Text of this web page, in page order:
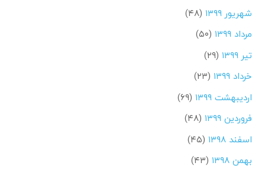
شهریور ۱۳۹۹
(۴۸)
مرداد ۱۳۹۹
(۵۰)
تیر ۱۳۹۹
(۲۹)
خرداد ۱۳۹۹
(۲۳)
اردیبهشت ۱۳۹۹
(۶۹)
فروردین ۱۳۹۹
(۴۸)
اسفند ۱۳۹۸
(۴۵)
بهمن ۱۳۹۸
(۴۳)